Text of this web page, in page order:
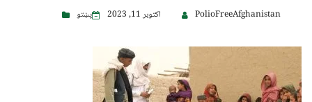
PolioFreeAfghanistan اکتوبر 11, 2023 پښتو